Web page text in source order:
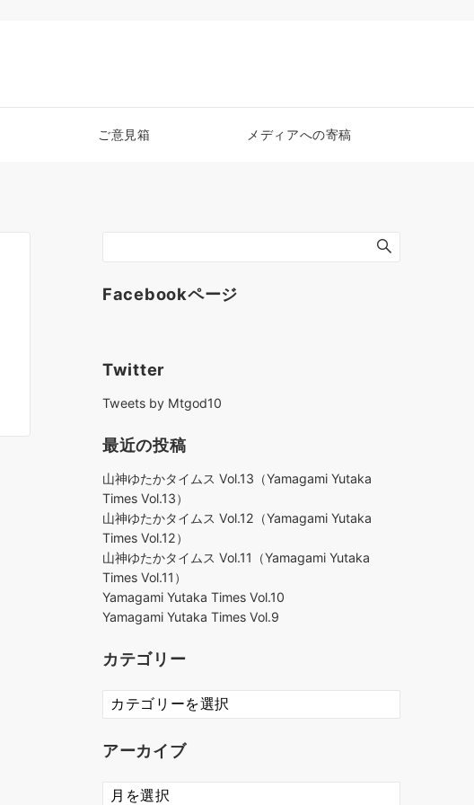
ご意見箱 メディアへの寄稿
Facebookページ
Twitter
Tweets by Mtgod10
最近の投稿
山神ゆたかタイムス Vol.13（Yamagami Yutaka
Times Vol.13）
山神ゆたかタイムス Vol.12（Yamagami Yutaka
Times Vol.12）
山神ゆたかタイムス Vol.11（Yamagami Yutaka
Times Vol.11）
Yamagami Yutaka Times Vol.10
Yamagami Yutaka Times Vol.9
カテゴリー
カ
テ
リ
アーカイブ
ア